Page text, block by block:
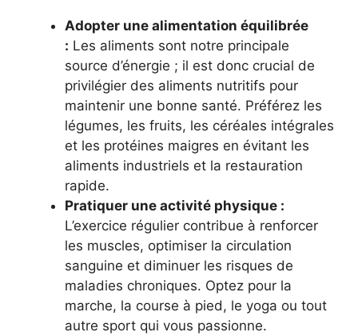
Adopter une alimentation équilibrée
: Les aliments sont notre principale
source d’énergie ; il est donc crucial de
privilégier des aliments nutritifs pour
maintenir une bonne santé. Préférez les
légumes, les fruits, les céréales intégrales
et les protéines maigres en évitant les
aliments industriels et la restauration
rapide.
Pratiquer une activité physique :
L’exercice régulier contribue à renforcer
les muscles, optimiser la circulation
sanguine et diminuer les risques de
maladies chroniques. Optez pour la
marche, la course à pied, le yoga ou tout
autre sport qui vous passionne.